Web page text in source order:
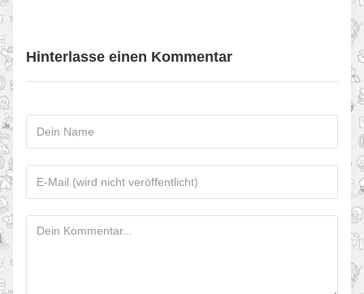
Hinterlasse einen Kommentar